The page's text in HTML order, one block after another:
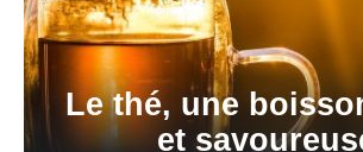
Le thé, une
et